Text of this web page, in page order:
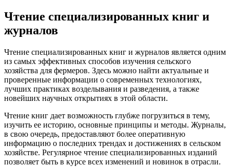
Чтение специализированных книг и
журналов
Чтение специализированных книг и журналов является одним
из самых эффективных способов изучения сельского
хозяйства для фермеров. Здесь можно найти актуальные и
проверенные информации о современных технологиях,
лучших практиках возделывания и разведения, а также
новейших научных открытиях в этой области.
Чтение книг дает возможность глубже погрузиться в тему,
изучить ее историю, основные принципы и методы. Журналы,
в свою очередь, предоставляют более оперативную
информацию о последних трендах и достижениях в сельском
хозяйстве. Регулярное чтение специализированных изданий
позволяет быть в курсе всех изменений и новинок в отрасли.